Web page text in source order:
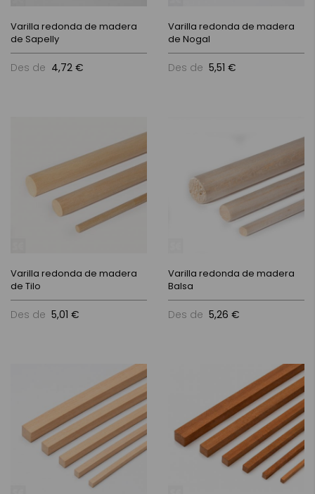
Varilla redonda de madera
de Sapelly
Des de 4,72 €
Varilla redonda de madera
de Nogal
Des de 5,51 €
Varilla redonda de madera
de Tilo
Des de 5,01 €
Varilla redonda de madera
Balsa
Des de 5,26 €